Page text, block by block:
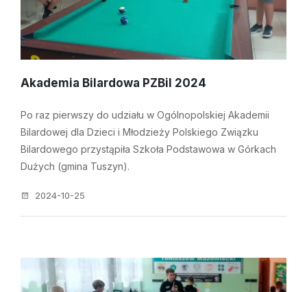
Akademia Bilardowa PZBil 2024
Po raz pierwszy do udziału w Ogólnopolskiej Akademii
Bilardowej dla Dzieci i Młodzieży Polskiego Związku
Bilardowego przystąpiła Szkoła Podstawowa w Górkach
Dużych (gmina Tuszyn).
2024-10-25